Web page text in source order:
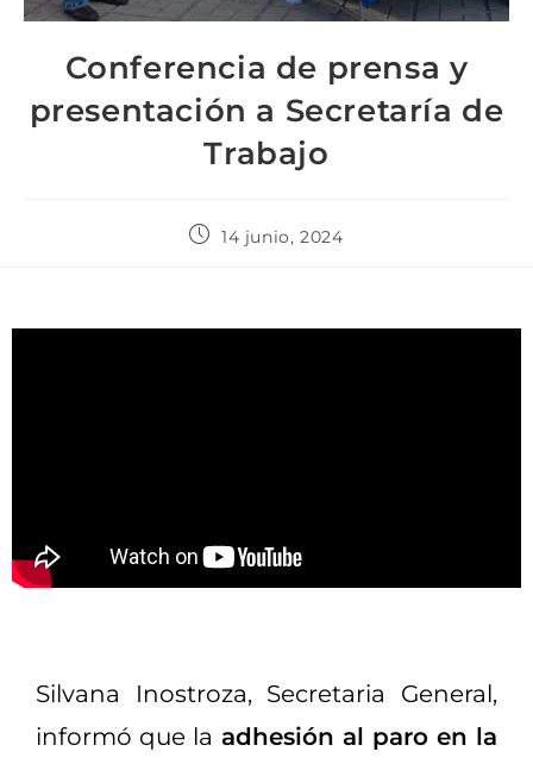
Conferencia de prensa y
presentación a Secretaría de
Trabajo
14 junio, 2024
Silvana Inostroza, Secretaria General,
informó que la adhesión al paro en la